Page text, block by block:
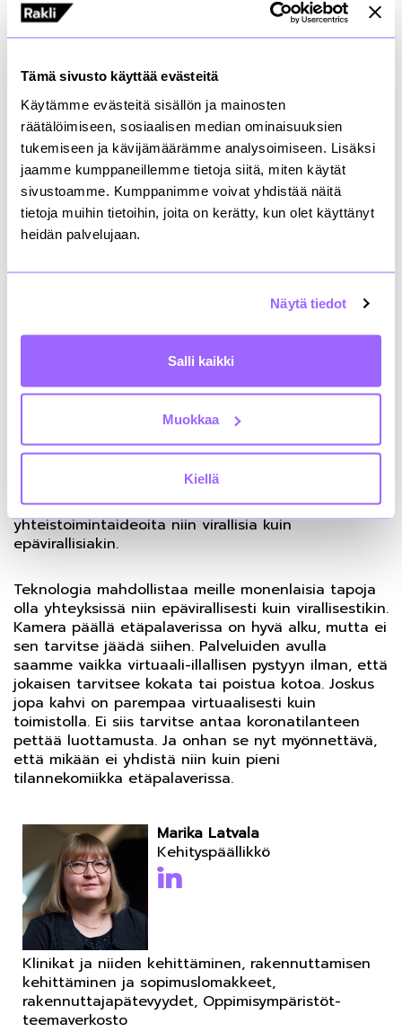
Tämä sivusto käyttää evästeitä
Käytämme evästeitä sisällön ja mainosten
räätälöimiseen, sosiaalisen median ominaisuuksien
tukemiseen ja kävijämäärämme analysoimiseen. Lisäksi
jaamme kumppaneillemme tietoja siitä, miten käytät
sivustoamme. Kumppanimme voivat yhdistää näitä
tietoja muihin tietoihin, joita on kerätty, kun olet käyttänyt
heidän palvelujaan.
Näytä tiedot
Salli kaikki
Muokkaa
Kiellä
tuleekin osoittautua luottamuksen arvoiseksi, jotta
voit luottaa muihin, ja sinuun luotetaan, kun luotat
muihin. Usein luottamus lunastetaan teoilla, ja jos
tehdä. Pieni varovaisuus on alussa aina paikallaan,
mutta loputtomasti ei kannata vahtia toisen selän
takana.
Luottamuksen rakentaminen on jatkuvaa. Meidän
pitää aika ajoin pysähtyä ja katsoa keitä
ympärillämme todella on, ja tehdä tarvittavat
korjausliikkeet. Kun hankkeeseen tulee uusia
henkilöitä, pitää heidät ottaa mukaan porukkaan, ja
luottamusta etsimään. Luottamus ei synny
hetkessä, mutta jostain on aloitettava.
Luovuus apuun
Tämänhetkinen poikkeustilanne haastaa
luottamuksen rakentamisen, eikä varmasti helpota
sen syntymistä, kun osa porukasta on etänä ja osa
paikan päällä. Tällöin kaivataan uusia ideoita ja
insinöörin piilevää kykyä – luovuutta. Aina ei
palaverissa tarvitse ideoida rakennuksia tai
aikatauluja vaan kirjoitella post-it lapuille
yhteistoimintaideoita niin virallisia kuin
epävirallisiakin.
Teknologia mahdollistaa meille monenlaisia tapoja
olla yhteyksissä niin epävirallisesti kuin virallisestikin.
Kamera päällä etäpalaverissa on hyvä alku, mutta ei
sen tarvitse jäädä siihen. Palveluiden avulla
saamme vaikka virtuaali-illallisen pystyyn ilman, että
jokaisen tarvitsee kokata tai poistua kotoa. Joskus
jopa kahvi on parempaa virtuaalisesti kuin
toimistolla. Ei siis tarvitse antaa koronatilanteen
pettää luottamusta. Ja onhan se nyt myönnettävä,
että mikään ei yhdistä niin kuin pieni
tilannekomiikka etäpalaverissa.
Marika Latvala
Kehityspäällikkö
Klinikat ja niiden kehittäminen, rakennuttamisen
kehittäminen ja sopimuslomakkeet,
rakennuttajapätevyydet, Oppimisympäristöt-
teemaverkosto